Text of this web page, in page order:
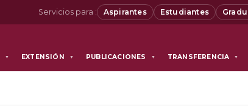
Servicios para : Aspirantes Estudiantes
▼ EXTENSIÓN ▼ PUBLICACIONES ▼ TRANSFERENCIA ▼